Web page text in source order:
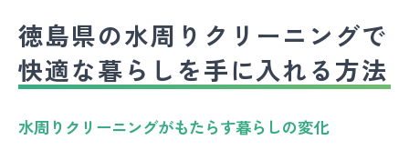
徳島県の水周りクリーニングで
快適な暮らしを手に入れる方法
水周りクリーニングがもたらす暮らしの変化